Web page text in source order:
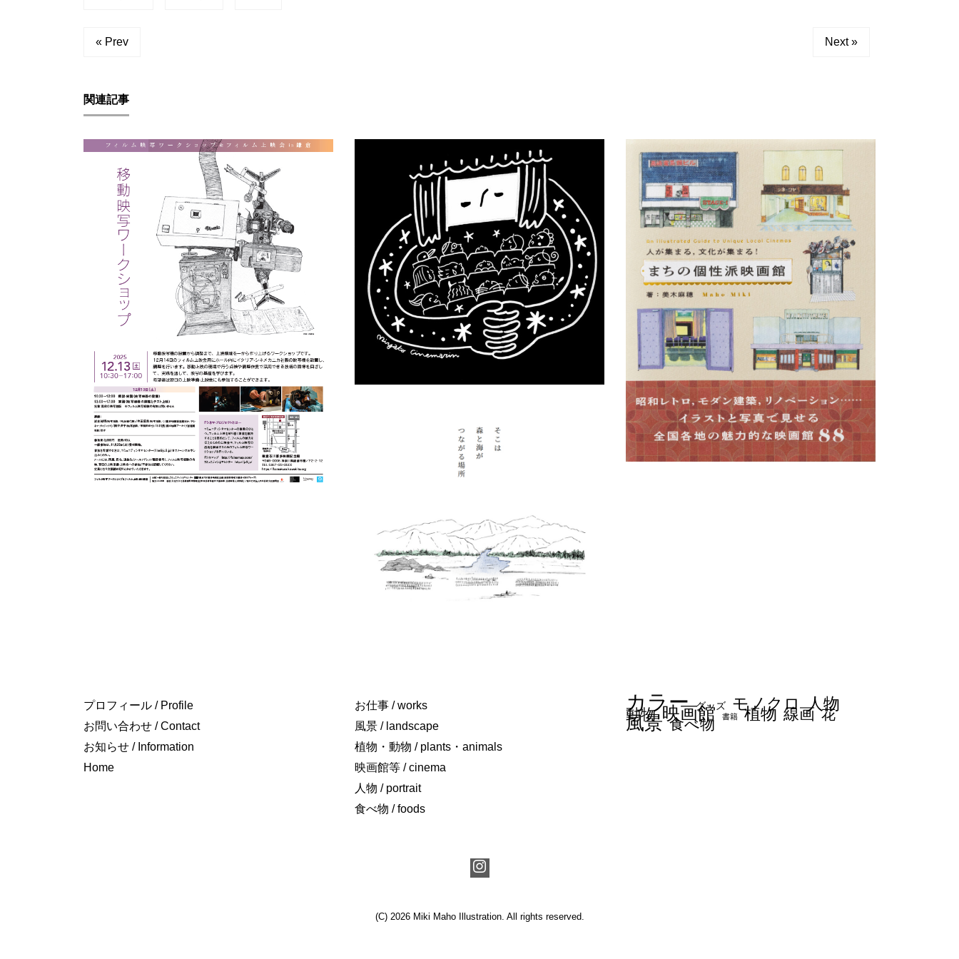
« Prev Next »
関連記事
プロフィール / Profile
お問い合わせ / Contact
お知らせ / Information
Home
お仕事 / works
風景 / landscape
植物・動物 / plants・animals
映画館等 / cinema
人物 / portrait
食べ物 / foods
カラー グッズ モノクロ 人物
動物 映画館 書籍 植物 線画 花
風景 食べ物
(C) 2026 Miki Maho Illustration. All rights reserved.